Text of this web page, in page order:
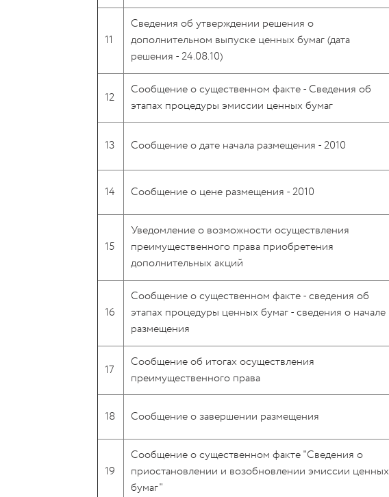
11
Сведения об утверждении решения о
дополнительном выпуске ценных бумаг (дата
решения - 24.08.10)
12
Сообщение о существенном факте - Сведения об
этапах процедуры эмиссии ценных бумаг
13 Сообщение о дате начала размещения - 2010
14 Сообщение о цене размещения - 2010
15
Уведомление о возможности осуществления
преимущественного права приобретения
дополнительных акций
16
Cообщение о существенном факте - сведения об
этапах процедуры ценных бумаг - сведения о начале
размещения
17
Сообщение об итогах осуществления
преимущественного права
18 Сообщение о завершении размещения
19
Сообщение о существенном факте "Сведения о
приостановлении и возобновлении эмиссии ценных
бумаг"